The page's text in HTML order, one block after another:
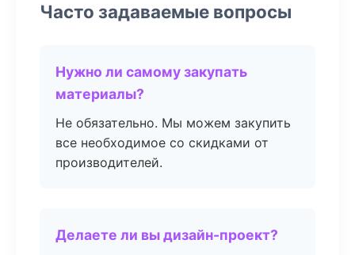
Часто задаваемые вопросы
Нужно ли самому закупать
материалы?
Не обязательно. Мы можем закупить
все необходимое со скидками от
производителей.
Делаете ли вы дизайн-проект?